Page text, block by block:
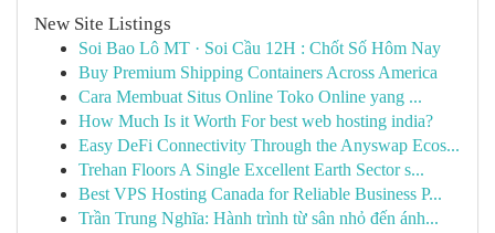
New Site Listings
Soi Bao Lô MT · Soi Cầu 12H : Chốt Số Hôm Nay
Buy Premium Shipping Containers Across America
Cara Membuat Situs Online Toko Online yang ...
How Much Is it Worth For best web hosting india?
Easy DeFi Connectivity Through the Anyswap Ecos...
Trehan Floors A Single Excellent Earth Sector s...
Best VPS Hosting Canada for Reliable Business P...
Trần Trung Nghĩa: Hành trình từ sân nhỏ đến ánh...